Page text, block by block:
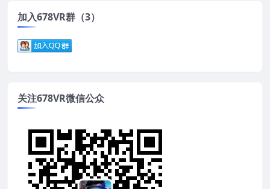
加入678VR群（3）
关注678VR微信公众